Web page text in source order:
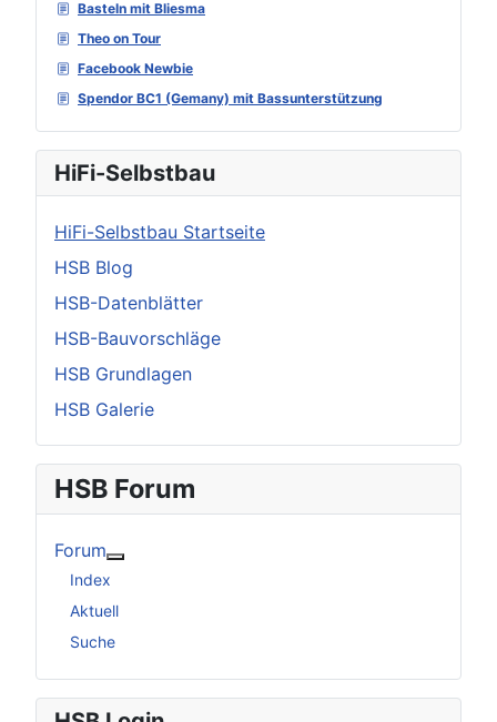
Basteln mit Bliesma
Theo on Tour
Facebook Newbie
Spendor BC1 (Gemany) mit Bassunterstützung
HiFi-Selbstbau
HiFi-Selbstbau Startseite
HSB Blog
HSB-Datenblätter
HSB-Bauvorschläge
HSB Grundlagen
HSB Galerie
HSB Forum
Forum
Index
Aktuell
Suche